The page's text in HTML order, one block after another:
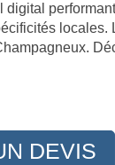
DEVIS